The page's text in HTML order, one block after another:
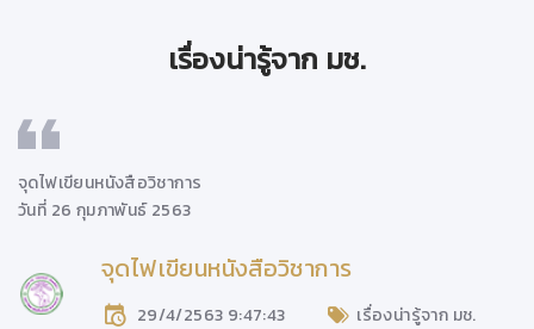
เรื่องน่ารู้จาก มช.
จุดไฟเขียนหนังสือวิชาการ
วันที่ 26 กุมภาพันธ์ 2563
จุดไฟเขียนหนังสือวิชาการ
29/4/2563 9:47:43 เรื่องน่ารู้จาก มช.